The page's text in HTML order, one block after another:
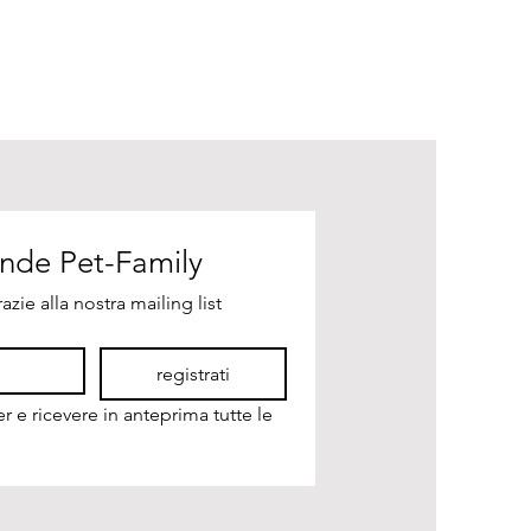
alla nostra mailing list
registrati
e ricevere in anteprima tutte le